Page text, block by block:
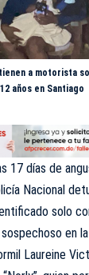
a motorista
años en Santiago
17 días de
Nacional
solo
en
Laureine